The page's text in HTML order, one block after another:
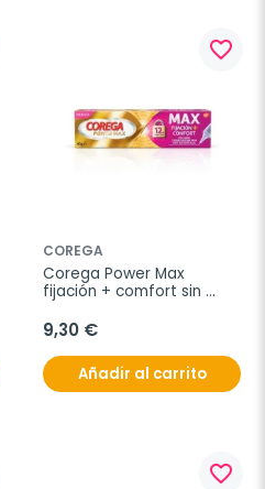
favorite_border
COREGA
Corega Power Max
fijación + comfort sin
9,30 €
Añadir al carrito
favorite_border